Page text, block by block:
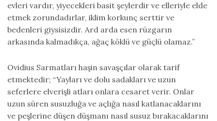
evleri vardır, yiyecekleri basit şeylerdir ve elleriyle elde
etmek zorundadırlar, iklim korkunç serttir ve
bedenleri giysisizdir. Ard arda esen rüzgarın
arkasında kalmadıkça, ağaç köklü ve güçlü olamaz.”
Ovidius Sarmatları haşin savaşçılar olarak tarif
etmektedir; “Yayları ve dolu sadakları ve uzun
seferlere elverişli atları onlara cesaret verir. Onlar
uzun süren susuzluğa ve açlığa nasıl katlanacaklarını
ve peşlerine düşen düşmanı nasıl susuz bırakacaklarını